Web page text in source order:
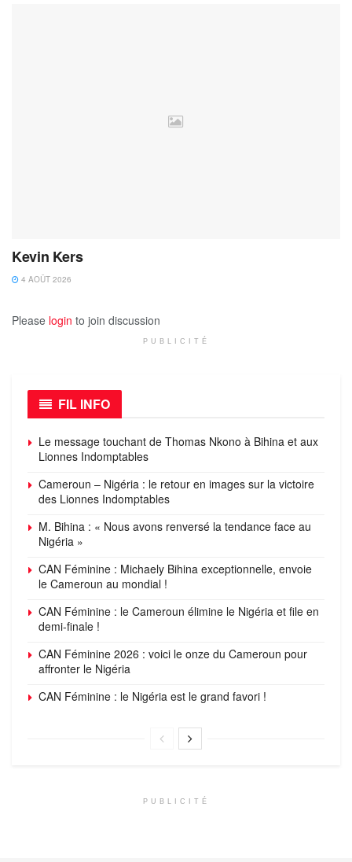
Kevin Kers
4 AOÛT 2026
Please login to join discussion
PUBLICITÉ
FIL INFO
Le message touchant de Thomas Nkono à Bihina et aux
Lionnes Indomptables
Cameroun – Nigéria : le retour en images sur la victoire
des Lionnes Indomptables
M. Bihina : « Nous avons renversé la tendance face au
Nigéria »
CAN Féminine : Michaely Bihina exceptionnelle, envoie
le Cameroun au mondial !
CAN Féminine : le Cameroun élimine le Nigéria et file en
demi-finale !
CAN Féminine 2026 : voici le onze du Cameroun pour
affronter le Nigéria
CAN Féminine : le Nigéria est le grand favori !
PUBLICITÉ